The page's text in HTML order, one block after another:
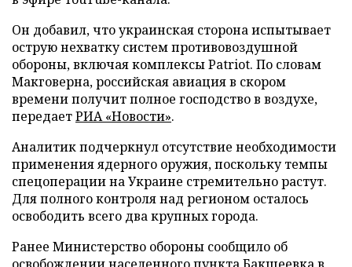
Он добавил, что украинская сторона испытывает
острую нехватку систем противовоздушной
обороны, включая комплексы Patriot. По словам
Макговерна, российская авиация в скором
времени получит полное господство в воздухе,
передаетРИА «Новости».
Аналитик подчеркнул отсутствие необходимости
применения ядерного оружия, поскольку темпы
спецоперации на Украине стремительно растут.
Для полного контроля над регионом осталось
освободить всего два крупных города.
Ранее Министерство обороны сообщило об